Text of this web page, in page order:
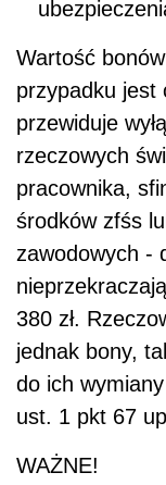
Wartość
przypadku jest
przewiduje
rzeczowych
pracownika,
środków zfśs
zawodowych -
380 zł.
jednak bony,
do ich
ust. 1 pkt 67
WAŻNE!